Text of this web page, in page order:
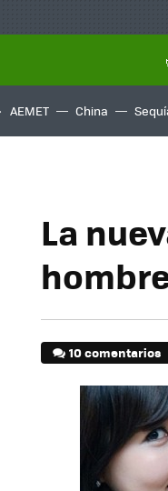
AEMET China
La
10 comentarios